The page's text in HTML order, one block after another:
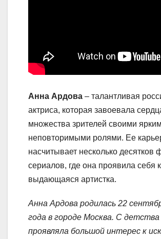
Анна Ардова – талантливая
актриса, которая завоевала
множества зрителей своими
неповторимыми ролями. Ее
насчитывает несколько десятков
сериалов, где она проявила себя
выдающаяся артистка.
Анна Ардова родилась 22
года в городе Москва. С детства
проявляла большой интерес к